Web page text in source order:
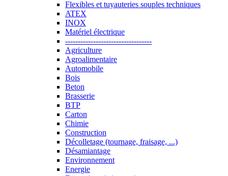
Flexibles et tuyauteries souples techniques
ATEX
INOX
Matériel électrique
----------------------------------
Agriculture
Agroalimentaire
Automobile
Bois
Beton
Brasserie
BTP
Carton
Chimie
Construction
Décolletage (tournage, fraisage, ...)
Désamiantage
Environnement
Energie